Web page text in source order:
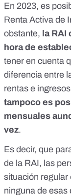
En 2023, es
Renta Activa de
obstante, la RAI
hora de
tener en cuenta
diferencia entre
rentas e
tampoco es
mensuales
vez.
Es decir, que
de la RAI, las
situación regular
ninguna de esas